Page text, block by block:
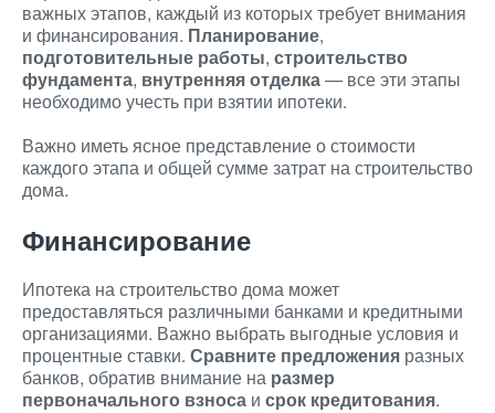
важных этапов, каждый из которых требует внимания
и финансирования. Планирование,
подготовительные работы, строительство
фундамента, внутренняя отделка— все эти этапы
необходимо учесть при взятии ипотеки.
Важно иметь ясное представление о стоимости
каждого этапа и общей сумме затрат на строительство
дома.
Финансирование
Ипотека на строительство дома может
предоставляться различными банками и кредитными
организациями. Важно выбрать выгодные условия и
процентные ставки. Сравните предложения разных
банков, обратив внимание на размер
первоначального взноса и срок кредитования.